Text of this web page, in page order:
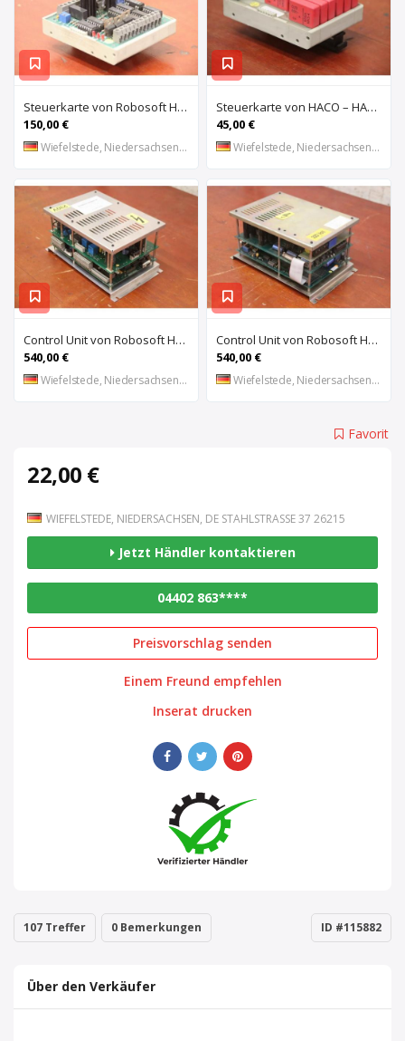
Steuerkarte von Robosoft HACO – HACC 013 PPES 30135
150,00 €
Wiefelstede, Niedersachsen, DE
Steuerkarte von HACO – HACE 032 PPES 30135
45,00 €
Wiefelstede, Niedersachsen, DE
Control Unit von Robosoft HACO – 411-1153 PPES 30135
540,00 €
Wiefelstede, Niedersachsen, DE
Control Unit von Robosoft HACO – 411-1084 / 412-0112 / 412-0094 PPES 30135
540,00 €
Wiefelstede, Niedersachsen, DE
Favorit
22,00 €
WIEFELSTEDE, NIEDERSACHSEN, DE STAHLSTRASSE 37 26215
Jetzt Händler kontaktieren
04402 863****
Preisvorschlag senden
Einem Freund empfehlen
Inserat drucken
107 Treffer 0 Bemerkungen ID #115882
Über den Verkäufer